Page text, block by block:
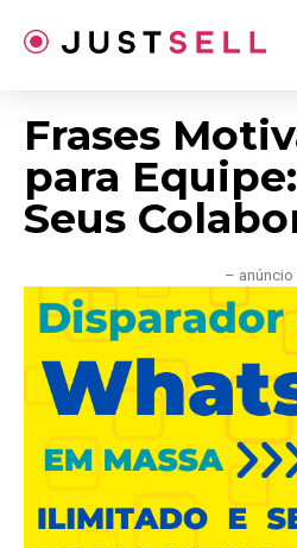
para
Frases
para
Seus
– anúncio